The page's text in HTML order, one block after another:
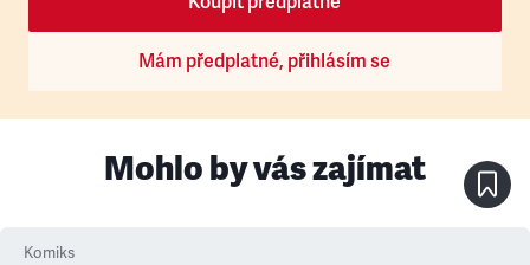
Mám předplatné, přihlásím se
Mohlo by vás zajímat
Komiks